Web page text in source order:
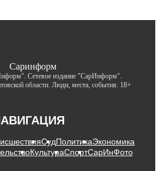
Сетевое издание "СарИнформ".
области. Люди, места, события. 18+
СудПолитикаЭкономика
КультураСпортСарИнФото